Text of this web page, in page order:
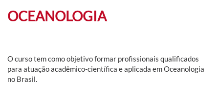
OCEANOLOGIA
O curso tem como objetivo formar profissionais qualificados
para atuação acadêmico-científica e aplicada em Oceanologia
no Brasil.